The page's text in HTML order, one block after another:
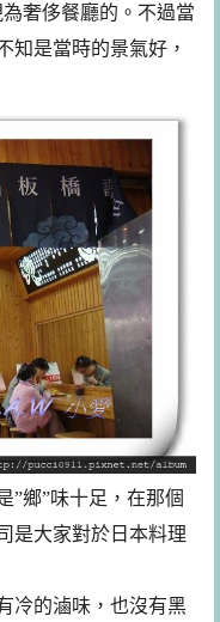
奢侈餐廳的。不過當
知是當時的景氣好，
”鄉”味十足，在那個
是大家對於日本料理
冷的滷味，也沒有黑